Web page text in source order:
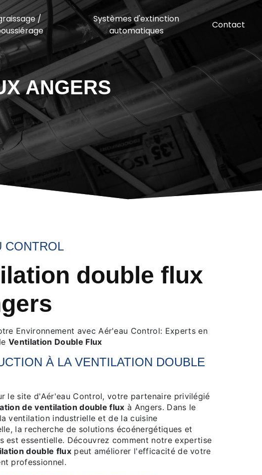
/
Systèmes d'extinction
automatiques
Contact
ANGERS
CONTROL
double flux
Environnement avec Aér'eau Control: Experts en
Ventilation Double Flux
À LA VENTILATION DOUBLE
le site d'Aér'eau Control, votre partenaire privilégié
de ventilation double flux à Angers. Dans le
ventilation industrielle et de la cuisine
la recherche de solutions écoénergétiques et
est essentielle. Découvrez comment notre expertise
double fluxpeut améliorer l'efficacité de votre
professionnel.